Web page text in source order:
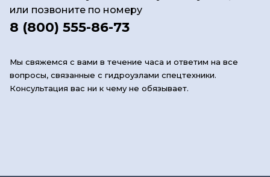
или позвоните по номеру
8 (800) 555-86-73
Мы свяжемся с вами в течение часа и ответим на все
вопросы, связанные с гидроузлами спецтехники.
Консультация вас ни к чему не обязывает.